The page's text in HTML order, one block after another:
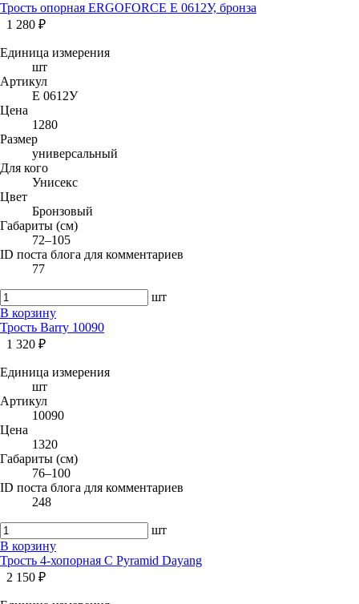
Трость опорная ERGOFORCE E 0612У, бронза
1 280 ₽
Единица измерения
шт
Артикул
E 0612У
Цена
1280
Размер
универсальный
Для кого
Унисекс
Цвет
Бронзовый
Габариты (см)
72–105
ID поста блога для комментариев
77
шт
В корзину
Трость Barry 10090
1 320 ₽
Единица измерения
шт
Артикул
10090
Цена
1320
Габариты (см)
76–100
ID поста блога для комментариев
248
шт
В корзину
Трость 4-хопорная C Pyramid Dayang
2 150 ₽